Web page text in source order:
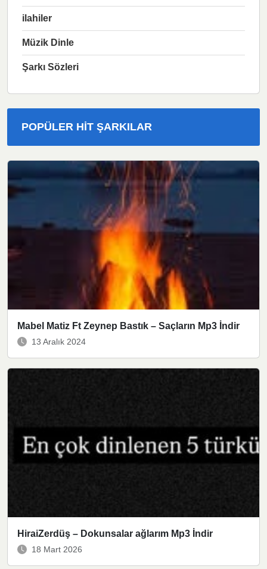
ilahiler
Müzik Dinle
Şarkı Sözleri
POPÜLER HIT ŞARKILAR
Mabel Matiz Ft Zeynep Bastık – Saçların Mp3 İndir
13 Aralık 2024
HiraiZerdüş – Dokunsalar ağlarım Mp3 İndir
18 Mart 2026